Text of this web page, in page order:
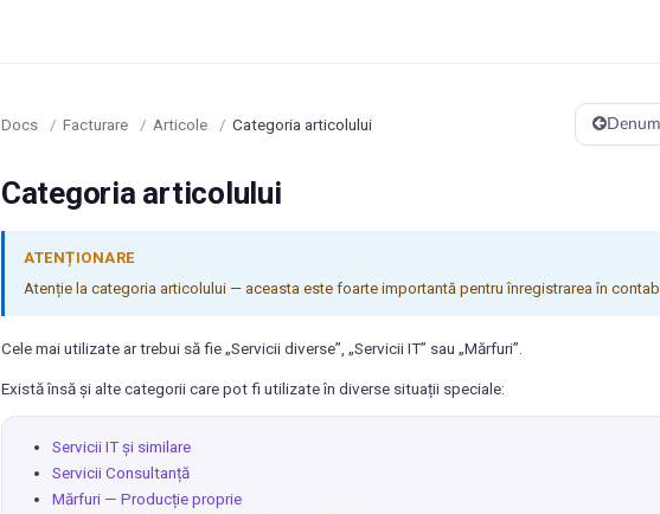
Docs / Facturare / Articole / Categoria articolului
Categoria articolului
ATENȚIONARE
Atenție la categoria articolului — aceasta este foarte importantă pentru înregistrarea în
Cele mai utilizate ar trebui să fie „Servicii diverse”, „Servicii IT” sau „Mărfuri”.
Există însă și alte categorii care pot fi utilizate în diverse situații speciale:
Servicii IT și similare
Servicii Consultanță
Mărfuri — Producție proprie